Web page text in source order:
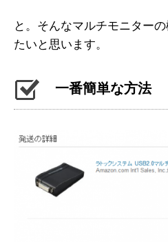
と。そんなマルチモニター
たいと思います。
一番簡単な方法